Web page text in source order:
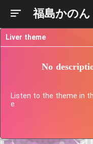
福島かの
Liver theme
No
Listen to the theme in
e